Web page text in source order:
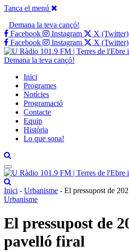
Tanca el menú
Demana la teva cançó!
Facebook
Instagram X (Twitter)
Facebook
Instagram X (Twitter)
Demana la teva cançó!
Inici
Programes
Notícies
Programació
Contacte
Equip
Història
Lo que sona!
Inici - Urbanisme - El pressupost de
Urbanisme
El pressupost de
pavelló firal